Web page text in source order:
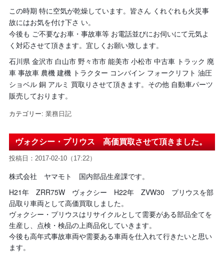
この時期 特に空気が乾燥しています。皆さん くれぐれも火災事
故にはお気を付け下さ い。
今後も ご不要なお車・事故車等 お電話並びにお伺いにて元気よ
く対応させて頂きます。宜しくお願い致します。
石川県 金沢市 白山市 野々市市 能美市 小松市 中古車 トラック 廃
車 事故車 農機 建機 トラクター コンバイン フォークリフト 油圧
ショベル 銅 アルミ 買取りさせて頂きます。その他 自動車パーツ
販売しております。
カテゴリー: 業務日記
ヴォクシー・プリウス 高価買取させて頂きました。
投稿日：2017-02-10（17:22）
株式会社 ヤマモト 国内部品生産課です。
H21年 ZRR75W ヴォクシー H22年 ZVW30 プリウスを部
品取り車両として高価買取しました。
ヴォクシー・プリウスはリサイクルとして需要がある部品全てを
生産し、点検・検品の上商品化していきます。
今後も高年式事故車両や需要ある車両を仕入れて行きたいと思い
ます。